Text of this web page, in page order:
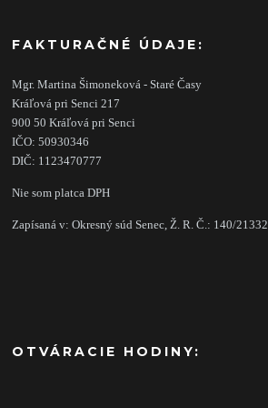
FAKTURAČNÉ ÚDAJE:
Mgr. Martina Šimoneková - Staré Časy
Kráľová pri Senci 217
900 50 Kráľová pri Senci
IČO: 50930346
DIČ: 1123470777
Nie som platca DPH
Zapísaná v: Okresný súd Senec, Ž. R. Č.: 140/21332
OTVÁRACIE HODINY: